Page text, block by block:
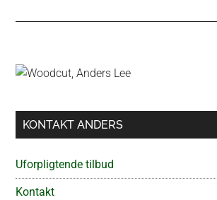
Primær
KONTAKT ANDERS
Uforpligtende tilbud
Kontakt